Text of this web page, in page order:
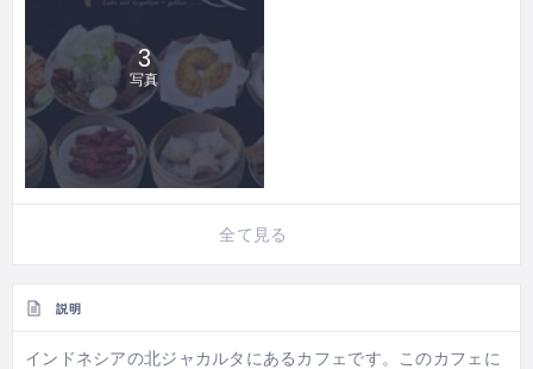
3
写真
全て見る
説明
インドネシアの北ジャカルタにあるカフェです。このカフェに